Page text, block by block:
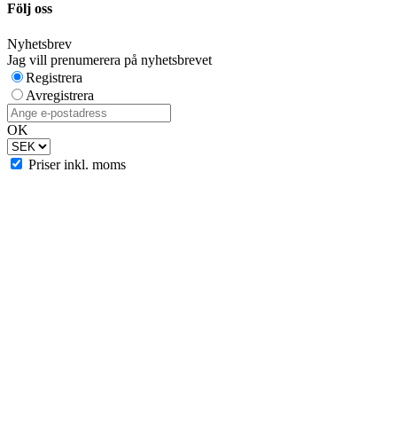
Följ oss
Nyhetsbrev
Jag vill prenumerera på nyhetsbrevet
Registrera
Avregistrera
OK
Priser inkl. moms